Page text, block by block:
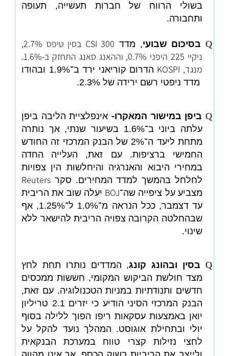
בשולי הרווח של חברות תעשייה, תעופה
ותחבורה.
Q בסיכום שבועי, מדד
CSI 300 בסין טיפס 2.7%,
ניקיי 225 היפני 0.7%, וההאנג סאנג התחזק ב-1.6%.
מנגד, KOSPI
הדרום קוריאני ירד ב־1.9% ובהודו
מדד ניפטי רשם ירידה של 2.3%.
Q ביפן במישור המאקרו- אינפלציית הליבה ביפן
עלתה ביוני ב־1.6% בשיעור שנתי, אך נותרה
מתחת ליעד ה־2% של הבנק המרכזי זה החודש
החמישי ברציפות. עם זאת, העלייה החדה
במחירי היבוא והאנרגיה והיחלשות הין צפויות
לחלחל בהמשך למדד המחירים. סקר Reuters
מצביע על ציפייה שה־BOJ יעלה שוב את הריבית
עד דצמבר, ככל הנראה מ־1.0% ל־1.25%, אף
שבהחלטה הקרובה צפויה הריבית להישאר ללא
שינוי.
Q בסין ובהונג קונג, המדדים נותרו תחת לחץ
מצד חולשת הביקוש המקומי, חששות ממכסים
חדשים ותנודתיות במניות הטכנולוגיה. עם זאת,
הבנק המרכזי הסיני הודיע כי יזרים 2.1 טריליון
יואן באמצעות עסקאות ריפו הפוך ללילה בסוף
יולי ובתחילת אוגוסט. המהלך נועד להקל על
לחצי נזילות קצרי טווח במערכת הבנקאית